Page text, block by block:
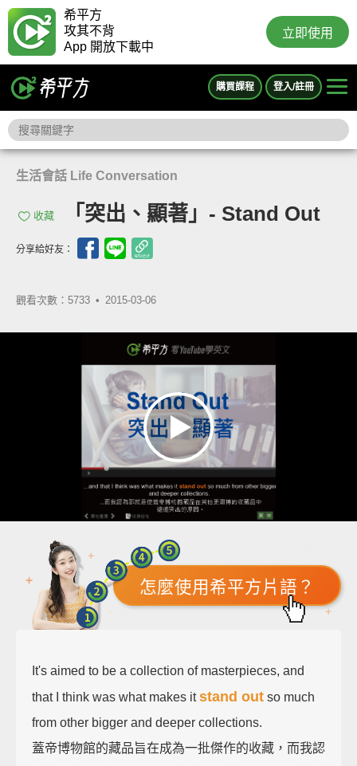
希平方
攻其不背
App 開放下載中
立即使用
購買課程 登入/註冊
生活會話 Life Conversation
收藏 「突出、顯著」- Stand Out
分享給好友：
觀看次數：5733 • 2015-03-06
怎麼使用希平方片語？
It's aimed to be a collection of masterpieces, and
that I think was what makes itstand out so much
from other bigger and deeper collections.
蓋帝博物館的藏品旨在成為一批傑作的收藏，而我認